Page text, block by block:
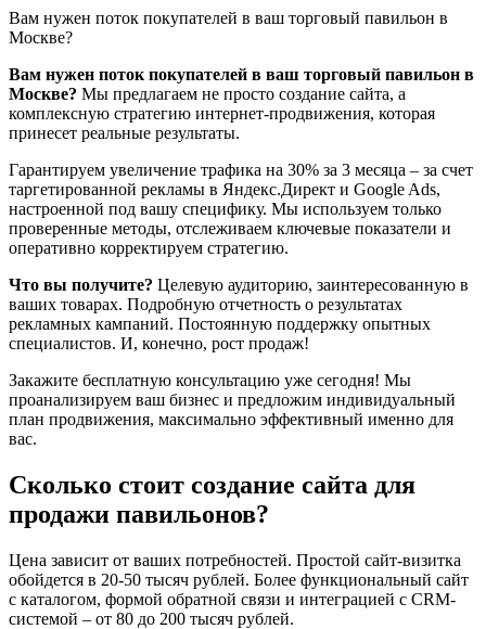
Вам нужен поток покупателей в ваш торговый павильон в
Москве?
Вам нужен поток покупателей в ваш торговый павильон в
Москве? Мы предлагаем не просто создание сайта, а
комплексную стратегию интернет-продвижения, которая
принесет реальные результаты.
Гарантируем увеличение трафика на 30% за 3 месяца – за счет
таргетированной рекламы в Яндекс.Директ и Google Ads,
настроенной под вашу специфику. Мы используем только
проверенные методы, отслеживаем ключевые показатели и
оперативно корректируем стратегию.
Что вы получите? Целевую аудиторию, заинтересованную в
ваших товарах. Подробную отчетность о результатах
рекламных кампаний. Постоянную поддержку опытных
специалистов. И, конечно, рост продаж!
Закажите бесплатную консультацию уже сегодня! Мы
проанализируем ваш бизнес и предложим индивидуальный
план продвижения, максимально эффективный именно для
вас.
Сколько стоит создание сайта для
продажи павильонов?
Цена зависит от ваших потребностей. Простой сайт-визитка
обойдется в 20-50 тысяч рублей. Более функциональный сайт
с каталогом, формой обратной связи и интеграцией с CRM-
системой – от 80 до 200 тысяч рублей.